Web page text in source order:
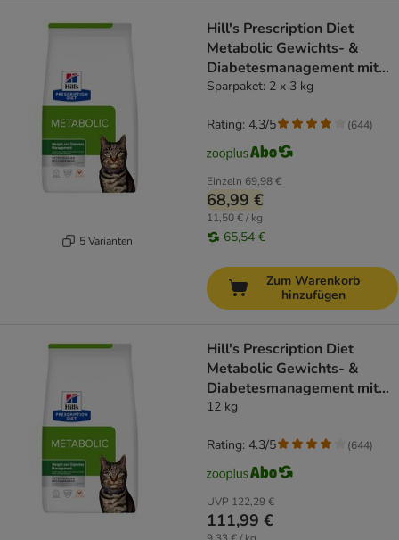
5 Varianten
Hill's Prescription Diet
Metabolic Gewichts- &
Diabetesmanagement mit
Huhn
Sparpaket: 2 x 3 kg
Einzeln 69,98 €
68,99 €
11,50 € / kg
65,54 €
Rating: 4.3/5 (644)
Zum Warenkorb
hinzufügen
Hill's Prescription Diet
Metabolic Gewichts- &
Diabetesmanagement mit
Huhn
12 kg
UVP 122,29 €
111,99 €
Rating: 4.3/5 (644)